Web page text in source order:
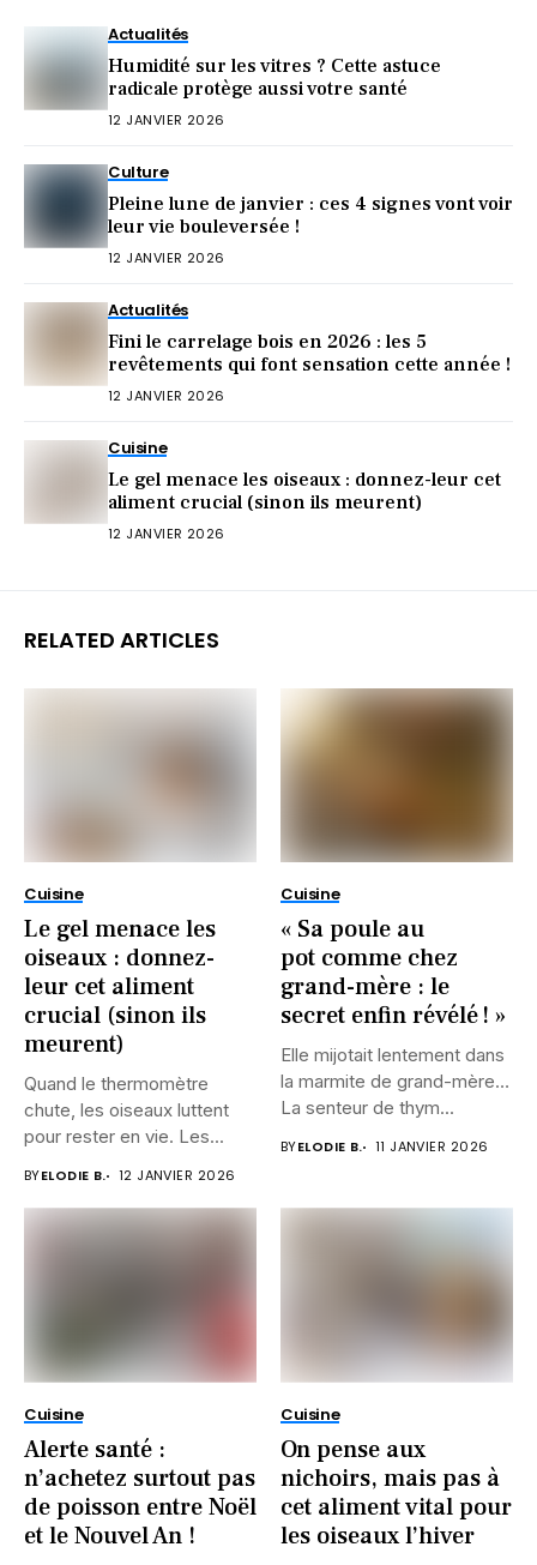
Actualités
Humidité sur les vitres ? Cette astuce
radicale protège aussi votre santé
12 JANVIER 2026
Culture
Pleine lune de janvier : ces 4 signes vont voir
leur vie bouleversée !
12 JANVIER 2026
Actualités
Fini le carrelage bois en 2026 : les 5
revêtements qui font sensation cette année !
12 JANVIER 2026
Cuisine
Le gel menace les oiseaux : donnez-leur cet
aliment crucial (sinon ils meurent)
12 JANVIER 2026
RELATED ARTICLES
Cuisine
Le gel menace les
oiseaux : donnez-
leur cet aliment
crucial (sinon ils
meurent)
Quand le thermomètre
chute, les oiseaux luttent
pour rester en vie. Les...
BYELODIE B. 12 JANVIER 2026
Cuisine
« Sa poule au
pot comme chez
grand-mère : le
secret enfin révélé ! »
Elle mijotait lentement dans
la marmite de grand-mère…
La senteur de thym...
BYELODIE B. 11 JANVIER 2026
Cuisine
Alerte santé :
n’achetez surtout pas
de poisson entre Noël
et le Nouvel An !
Cuisine
On pense aux
nichoirs, mais pas à
cet aliment vital pour
les oiseaux l’hiver